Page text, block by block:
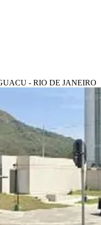
- RIO DE JANEIRO